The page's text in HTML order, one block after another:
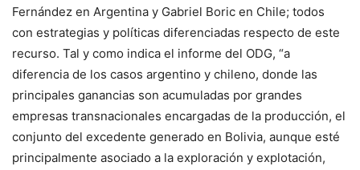
Fernández en Argentina y Gabriel Boric en Chile; todos
con estrategias y políticas diferenciadas respecto de este
recurso. Tal y como indica el informe del ODG, “a
diferencia de los casos argentino y chileno, donde las
principales ganancias son acumuladas por grandes
empresas transnacionales encargadas de la producción, el
conjunto del excedente generado en Bolivia, aunque esté
principalmente asociado a la exploración y explotación,